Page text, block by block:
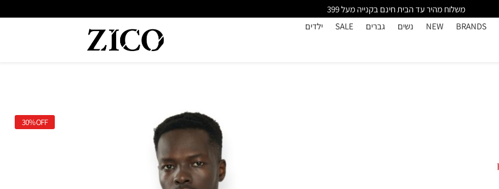
משלוח מהיר עד הבית חינם בקנייה מעל 399
BRANDS
NEW נשים גברים SALE ילדים
30%OFF